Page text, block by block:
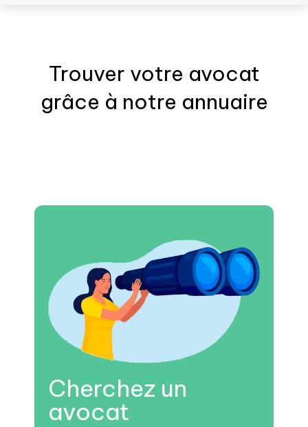
Trouver votre avocat
grâce à notre annuaire
Cherchez un
avocat